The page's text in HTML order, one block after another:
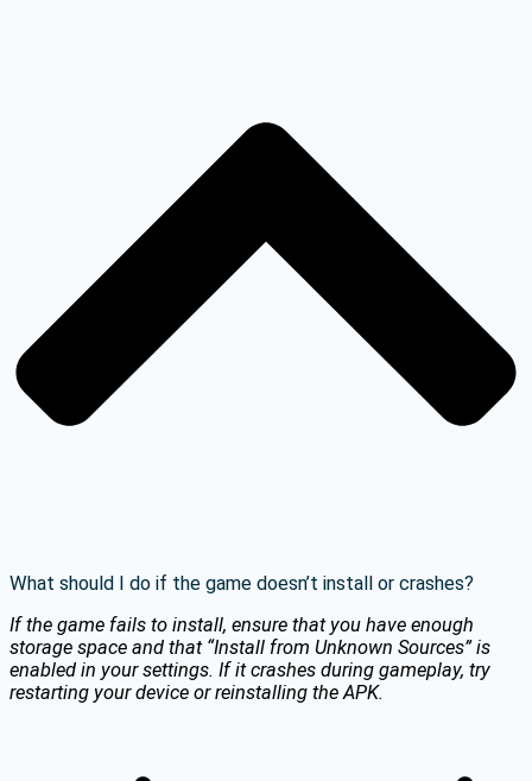
What should I do if the game doesn’t install or crashes?
If the game fails to install, ensure that you have enough
storage space and that “Install from Unknown Sources” is
enabled in your settings. If it crashes during gameplay, try
restarting your device or reinstalling the APK.